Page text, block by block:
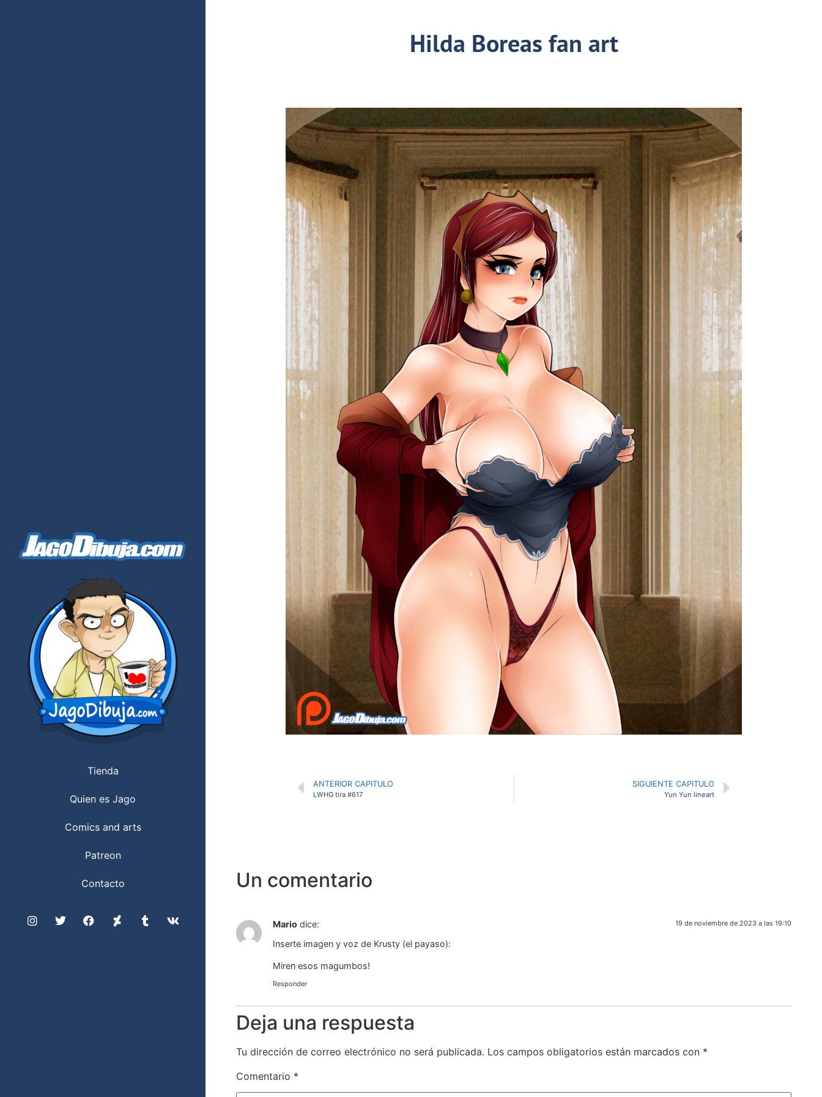
Tienda
Quien es Jago
Comics and arts
Patreon
Contacto
Hilda Boreas fan art
ANTERIOR CAPITULO
LWHG tira #617
SIGUIENTE CAPITULO
Yun Yun lineart
Un comentario
Mario dice: 19 de noviembre de 2023 a las 19:10
Inserte imagen y voz de Krusty (el payaso):
Miren esos magumbos!
Responder
Deja una respuesta
Tu dirección de correo electrónico no será publicada. Los campos obligatorios están marcados con *
Comentario *